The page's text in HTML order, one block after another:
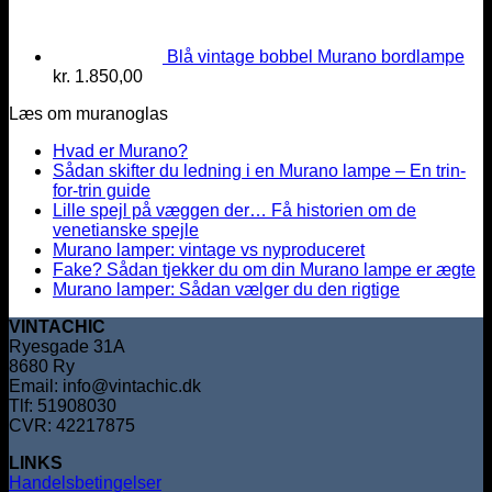
Blå vintage bobbel Murano bordlampe
kr. 1.850,00
Læs om muranoglas
Hvad er Murano?
Sådan skifter du ledning i en Murano lampe – En trin-
for-trin guide
Lille spejl på væggen der… Få historien om de
venetianske spejle
Murano lamper: vintage vs nyproduceret
Fake? Sådan tjekker du om din Murano lampe er ægte
Murano lamper: Sådan vælger du den rigtige
VINTACHIC
Ryesgade 31A
8680 Ry
Email: info@vintachic.dk
Tlf: 51908030
CVR: 42217875
LINKS
Handelsbetingelser